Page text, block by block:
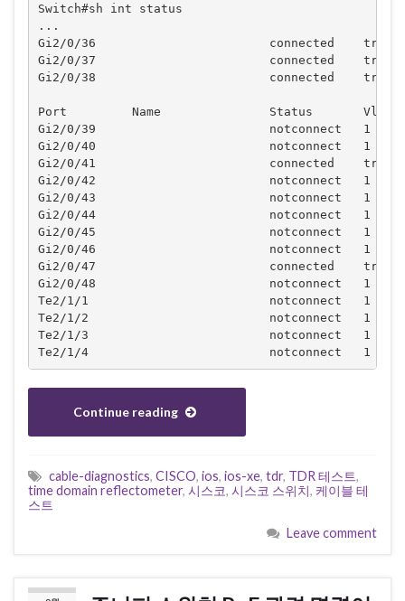
Switch#sh int status
...
Gi2/0/36                        connected    trunk
Gi2/0/37                        connected    trunk
Gi2/0/38                        connected    trunk
Port         Name               Status       Vlan
Gi2/0/39                        notconnect   1
Gi2/0/40                        notconnect   1
Gi2/0/41                        connected    trunk
Gi2/0/42                        notconnect   1
Gi2/0/43                        notconnect   1
Gi2/0/44                        notconnect   1
Gi2/0/45                        notconnect   1
Gi2/0/46                        notconnect   1
Gi2/0/47                        connected    trunk
Gi2/0/48                        notconnect   1
Te2/1/1                         notconnect   1
Te2/1/2                         notconnect   1
Te2/1/3                         notconnect   1
Te2/1/4                         notconnect   1
Continue reading
cable-diagnostics, CISCO, ios, ios-xe, tdr, TDR 테스트,
time domain reflectometer, 시스코, 시스코 스위치, 케이블 테
스트
Leave comment